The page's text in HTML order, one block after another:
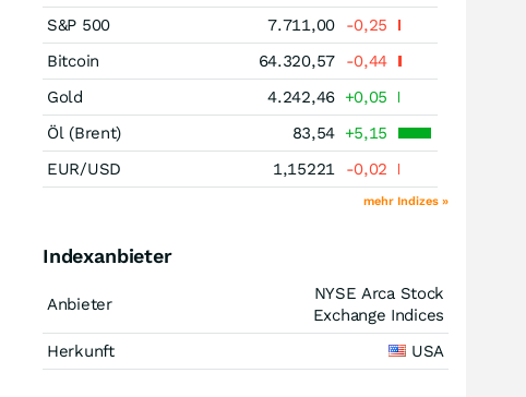
S&P 500
7.711,00
-0,25
Bitcoin
64.320,57
-0,44
Gold
4.242,46 +0,05
Öl (Brent)
83,54 +5,15
EUR/USD
1,15221 -0,02
mehr Indizes »
Indexanbieter
Anbieter
NYSE Arca Stock
Exchange Indices
Herkunft
USA